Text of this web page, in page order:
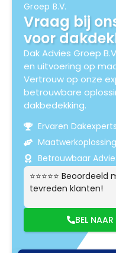
Groep B.V.
Vraag bij
voor
Dak Advies Groep
en uitvoering op
Vertrouw op onze
betrouwbare
dakbedekking.
Ervaren Dakexperts
Betrouwbaar
⭐⭐⭐⭐⭐
tevreden klanten!
BEL